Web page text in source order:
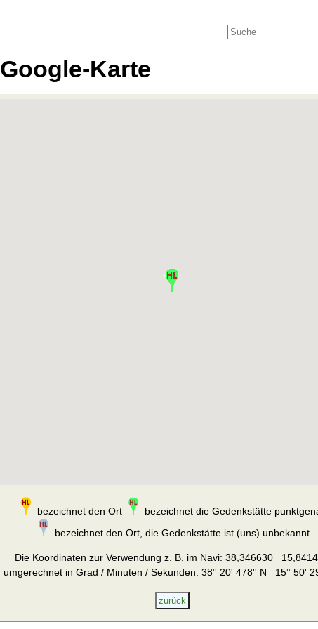
Google-Karte
bezeichnet den Ort
bezeichnet die Gedenkstätte
bezeichnet den Ort, die Gedenkstätte ist (uns) unbekannt
Die Koordinaten zur Verwendung z. B. im Navi: 38,346630
umgerechnet in Grad / Minuten / Sekunden: 38° 20' 478'' N 15° 50'